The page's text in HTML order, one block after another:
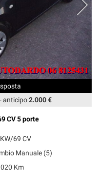
anticipo2.000 €
CV 5 porte
69 CV
Manuale (5)
Km